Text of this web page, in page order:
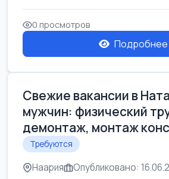
женщин от хозя...
0 просмотров
Подробнее
Свежие вакансии в
мужчин: физический
демонтаж, монтаж
Требуются
Наария Опубликовано: